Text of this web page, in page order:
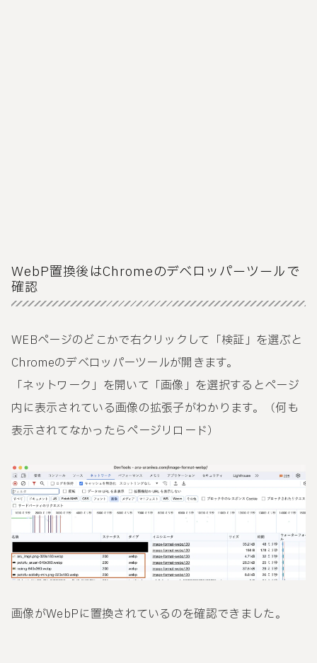
WebP置換後はChromeのデベロッパーツールで
確認
WEBページのどこかで右クリックして「検証」を選ぶと
Chromeのデベロッパーツールが開きます。
「ネットワーク」を開いて「画像」を選択するとページ
内に表示されている画像の拡張子がわかります。（何も
表示されてなかったらページリロード）
画像がWebPに置換されているのを確認できました。